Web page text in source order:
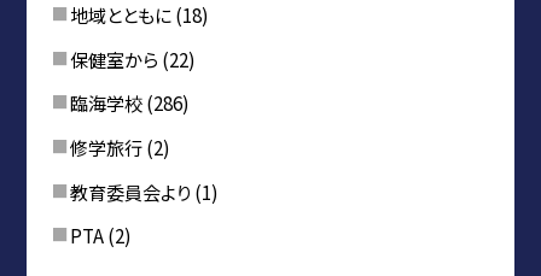
地域とともに(18)
保健室から (22)
臨海学校(286)
修学旅行(2)
教育委員会より (1)
PTA(2)